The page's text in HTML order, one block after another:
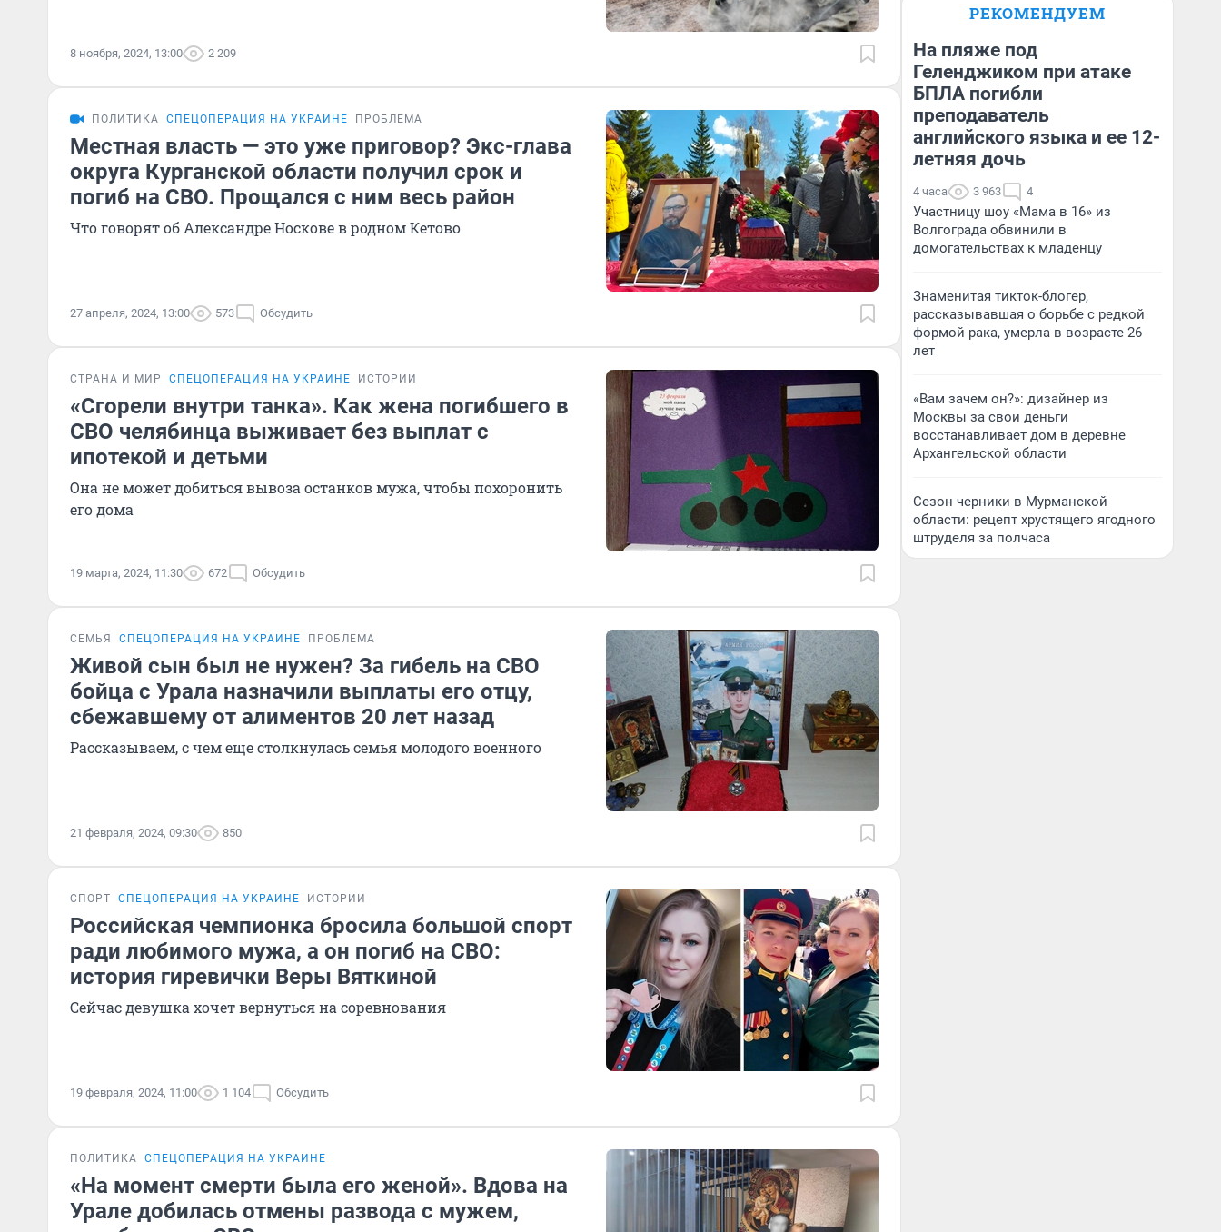
8 ноября, 2024, 13:00 2 209
ПОЛИТИКА СПЕЦОПЕРАЦИЯ НА УКРАИНЕ ПРОБЛЕМА
Местная власть — это уже приговор? Экс-глава
округа Курганской области получил срок и
погиб на СВО. Прощался с ним весь район
Что говорят об Александре Носкове в родном Кетово
27 апреля, 2024, 13:00 573 Обсудить
СТРАНА И МИР СПЕЦОПЕРАЦИЯ НА УКРАИНЕ ИСТОРИИ
«Сгорели внутри танка». Как жена погибшего в
СВО челябинца выживает без выплат с
ипотекой и детьми
Она не может добиться вывоза останков мужа, чтобы похоронить
его дома
19 марта, 2024, 11:30 672 Обсудить
СЕМЬЯ СПЕЦОПЕРАЦИЯ НА УКРАИНЕ ПРОБЛЕМА
Живой сын был не нужен? За гибель на СВО
бойца с Урала назначили выплаты его отцу,
сбежавшему от алиментов 20 лет назад
Рассказываем, с чем еще столкнулась семья молодого военного
21 февраля, 2024, 09:30 850
СПОРТ СПЕЦОПЕРАЦИЯ НА УКРАИНЕ ИСТОРИИ
Российская чемпионка бросила большой спорт
ради любимого мужа, а он погиб на СВО:
история гиревички Веры Вяткиной
Сейчас девушка хочет вернуться на соревнования
19 февраля, 2024, 11:00 1 104 Обсудить
ПОЛИТИКА СПЕЦОПЕРАЦИЯ НА УКРАИНЕ
«На момент смерти была его женой». Вдова на
Урале добилась отмены развода с мужем,
РЕКОМЕНДУЕМ
На пляже под
Геленджиком при атаке
БПЛА погибли
преподаватель
английского языка и ее 12-
летняя дочь
4 часа 3 963 4
Участницу шоу «Мама в 16» из
Волгограда обвинили в
домогательствах к младенцу
Знаменитая тикток-блогер,
рассказывавшая о борьбе с редкой
формой рака, умерла в возрасте 26
лет
«Вам зачем он?»: дизайнер из
Москвы за свои деньги
восстанавливает дом в деревне
Архангельской области
Сезон черники в Мурманской
области: рецепт хрустящего ягодного
штруделя за полчаса